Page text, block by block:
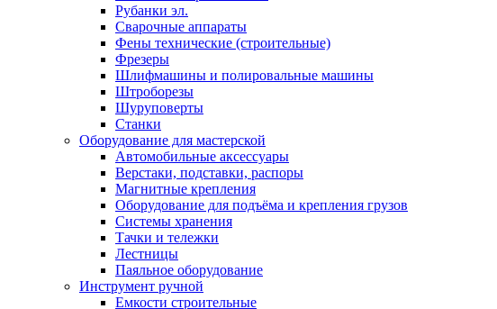
Рубанки эл.
Сварочные аппараты
Фены технические (строительные)
Фрезеры
Шлифмашины и полировальные машины
Штроборезы
Шуруповерты
Станки
Оборудование для мастерской
Автомобильные аксессуары
Верстаки, подставки, распоры
Магнитные крепления
Оборудование для подъёма и крепления грузов
Системы хранения
Тачки и тележки
Лестницы
Паяльное оборудование
Инструмент ручной
Емкости строительные